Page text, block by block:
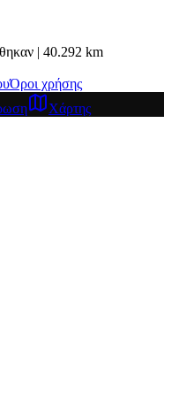
| 40.292 km
Όροι χρήσης
Χάρτης